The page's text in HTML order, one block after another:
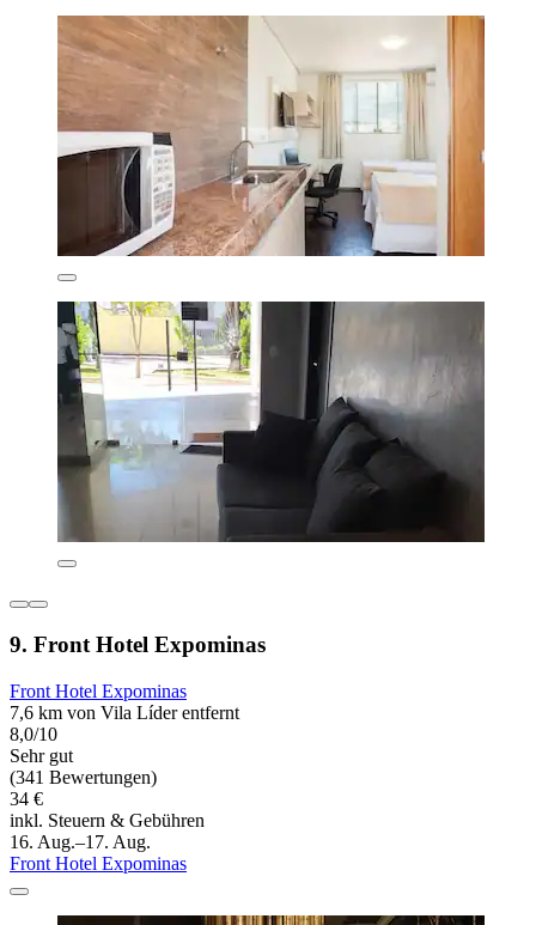
9. Front Hotel Expominas
Front Hotel Expominas
7,6 km von Vila Líder entfernt
8,0/10
Sehr gut
(341 Bewertungen)
34 €
inkl. Steuern & Gebühren
16. Aug.–17. Aug.
Front Hotel Expominas